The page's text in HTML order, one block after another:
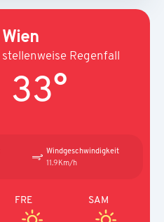
Wien
stellenweise Regenfall
33°
Windgeschwindigkeit
11.9Km/h
FRE SAM